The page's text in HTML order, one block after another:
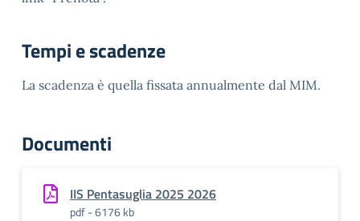
Tempi e scadenze
La scadenza è quella fissata annualmente dal MIM.
Documenti
IIS Pentasuglia 2025 2026
pdf - 6176 kb